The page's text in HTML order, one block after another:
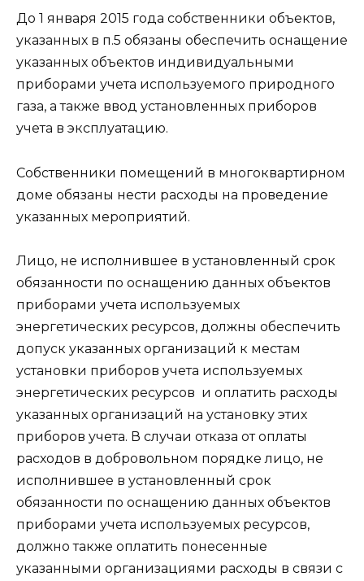
До 1 января 2015 года собственники объектов,
указанных в п.5 обязаны обеспечить оснащение
указанных объектов индивидуальными
приборами учета используемого природного
газа, а также ввод установленных приборов
учета в эксплуатацию.
Собственники помещений в многоквартирном
доме обязаны нести расходы на проведение
указанных мероприятий.
Лицо, не исполнившее в установленный срок
обязанности по оснащению данных объектов
приборами учета используемых
энергетических ресурсов, должны обеспечить
допуск указанных организаций к местам
установки приборов учета используемых
энергетических ресурсов и оплатить расходы
указанных организаций на установку этих
приборов учета. В случаи отказа от оплаты
расходов в добровольном порядке лицо, не
исполнившее в установленный срок
обязанности по оснащению данных объектов
приборами учета используемых ресурсов,
должно также оплатить понесенные
указанными организациями расходы в связи с